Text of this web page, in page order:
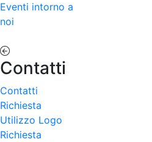
Eventi intorno a
noi
Contatti
Contatti
Richiesta
Utilizzo Logo
Richiesta